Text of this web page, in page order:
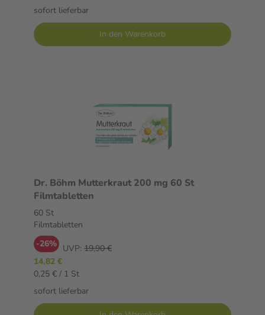
sofort lieferbar
In den Warenkorb
Dr. Böhm Mutterkraut 200 mg 60 St
Filmtabletten
60 St
Filmtabletten
-26% UVP: 19,90 €
14,82 €
0,25 € / 1 St
sofort lieferbar